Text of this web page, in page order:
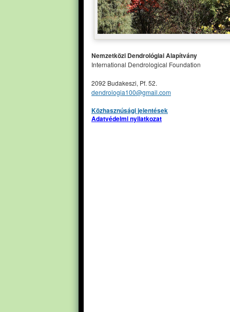
Nemzetközi Dendrológiai Alapítvány
International Dendrological Foundation
2092 Budakeszi, Pf. 52.
dendrologia100@gmail.com
Közhasznúsági jelentések
Adatvédelmi nyilatkozat